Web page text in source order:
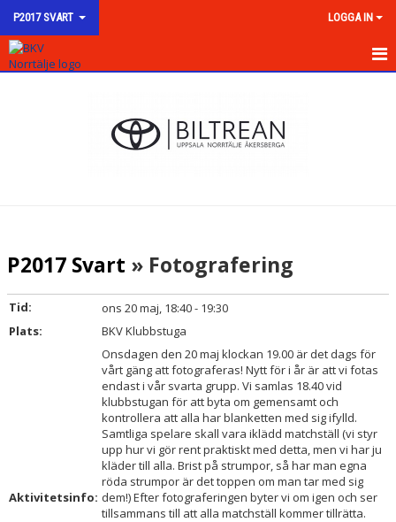
P2017 SVART LOGGA IN
P2017 Svart » Fotografering
Tid:
ons 20 maj, 18:40 - 19:30
Plats:
BKV Klubbstuga
Aktivitetsinfo:
Onsdagen den 20 maj klockan 19.00 är det dags för
vårt gäng att fotograferas! Nytt för i år är att vi fotas
endast i vår svarta grupp. Vi samlas 18.40 vid
klubbstugan för att byta om gemensamt och
kontrollera att alla har blanketten med sig ifylld.
Samtliga spelare skall vara iklädd matchställ (vi styr
upp hur vi gör rent praktiskt med detta, men vi har ju
kläder till alla. Brist på strumpor, så har man egna
röda strumpor är det toppen om man tar med sig
dem!) Efter fotograferingen byter vi om igen och ser
tillsammans till att alla matchställ kommer tillrätta.